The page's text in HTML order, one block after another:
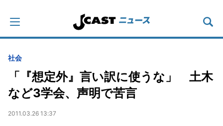
社会
「『想定外』言い訳に使うな」 土木
など3学会、声明で苦言
2011.03.26 13:37